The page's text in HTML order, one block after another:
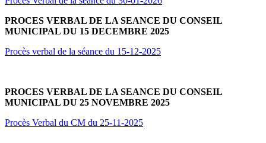
PROCES VERBAL DE LA SEANCE DU CONSEIL
MUNICIPAL DU 15 DECEMBRE 2025
Procès verbal de la séance du 15-12-2025
PROCES VERBAL DE LA SEANCE DU CONSEIL
MUNICIPAL DU 25 NOVEMBRE 2025
Procès Verbal du CM du 25-11-2025